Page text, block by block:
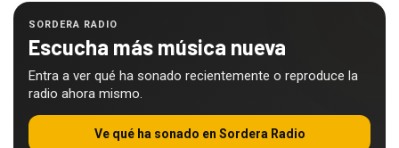
SORDERA RADIO
Escucha más música nueva
Entra a ver qué ha sonado recientemente o reproduce la
radio ahora mismo.
Ve qué ha sonado en Sordera Radio